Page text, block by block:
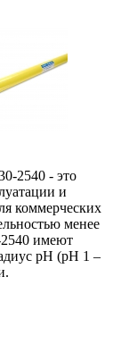
2540 - это
и
коммерческих
менее
имеют
pH (pH 1 –